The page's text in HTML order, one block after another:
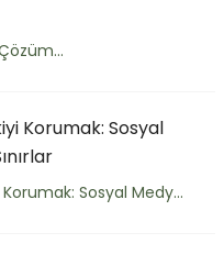
Korumak: Sosyal
Sosyal Medy...